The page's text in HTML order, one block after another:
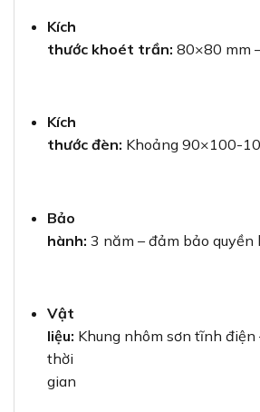
Kích
thước khoét trần: 80×80 mm
Kích
thước đèn: Khoảng 90×100-
Bảo
hành: 3 năm – đảm bảo quyền
Vật
liệu: Khung nhôm sơn tĩnh điện
thời
gian